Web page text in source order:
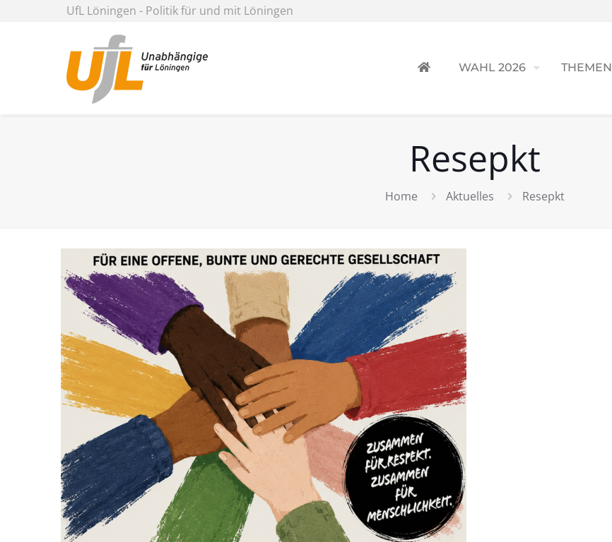
UfL Löningen - Politik für und mit Löningen
WAHL 2026 THEMEN
Resepkt
Home Aktuelles Resepkt